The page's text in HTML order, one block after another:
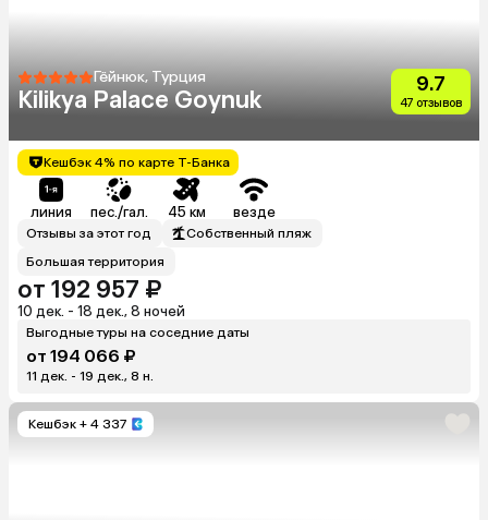
Гёйнюк, Турция
Kilikya Palace Goynuk
9.7
47 отзывов
Кешбэк 4% по карте Т-Банка
линия пес./гал. 45 км везде
Отзывы за этот год
Собственный пляж
Большая территория
от 192 957 ₽
10 дек. - 18 дек., 8 ночей
Выгодные туры на соседние даты
от 194 066 ₽
11 дек. - 19 дек., 8 н.
Кешбэк + 4 337